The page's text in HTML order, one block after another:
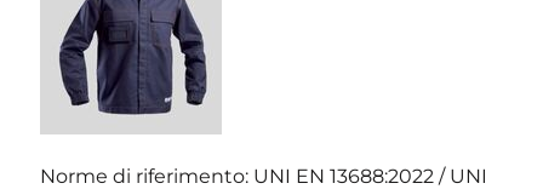
Norme di riferimento: UNI EN 13688:2022 / UNI